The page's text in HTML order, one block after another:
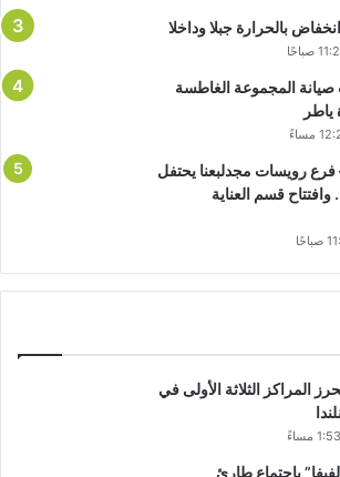
بالحرارة جبلا وداخلا
صيانة المجموعة الغاطسة
ياطر
فرع رويسات مجدلبعنا يحتفل
قسم العناية
المراكز الثلاثة الأولى في
باجتماع طارئ